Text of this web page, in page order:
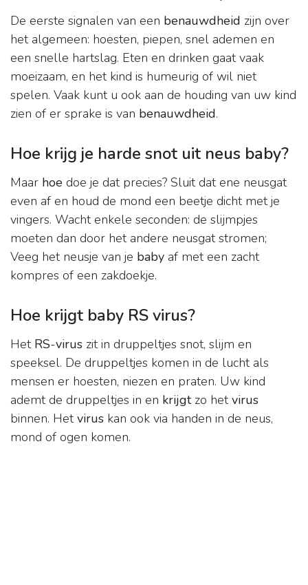
De eerste signalen van een benauwdheid zijn over
het algemeen: hoesten, piepen, snel ademen en
een snelle hartslag. Eten en drinken gaat vaak
moeizaam, en het kind is humeurig of wil niet
spelen. Vaak kunt u ook aan de houding van uw kind
zien of er sprake is van benauwdheid.
Hoe krijg je harde snot uit neus baby?
Maar hoe doe je dat precies? Sluit dat ene neusgat
even af en houd de mond een beetje dicht met je
vingers. Wacht enkele seconden: de slijmpjes
moeten dan door het andere neusgat stromen;
Veeg het neusje van je baby af met een zacht
kompres of een zakdoekje.
Hoe krijgt baby RS virus?
Het RS-virus zit in druppeltjes snot, slijm en
speeksel. De druppeltjes komen in de lucht als
mensen er hoesten, niezen en praten. Uw kind
ademt de druppeltjes in en krijgtzo hetvirus
binnen. Hetvirus kan ook via handen in de neus,
mond of ogen komen.